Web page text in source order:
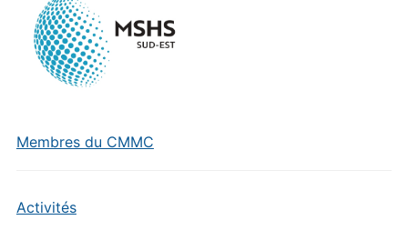
Membres du CMMC
Activités